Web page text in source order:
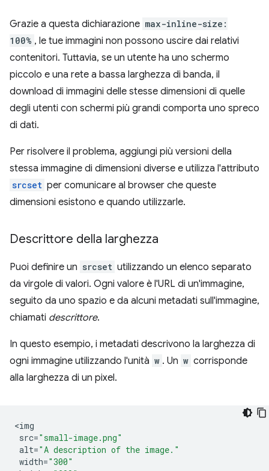
Grazie a questa dichiarazione max-inline-size:
100% , le tue immagini non possono uscire dai relativi
contenitori. Tuttavia, se un utente ha uno schermo
piccolo e una rete a bassa larghezza di banda, il
download di immagini delle stesse dimensioni di quelle
degli utenti con schermi più grandi comporta uno spreco
di dati.
Per risolvere il problema, aggiungi più versioni della
stessa immagine di dimensioni diverse e utilizza l'attributo
srcset per comunicare al browser che queste
dimensioni esistono e quando utilizzarle.
Descrittore della larghezza
Puoi definire un srcset utilizzando un elenco separato
da virgole di valori. Ogni valore è l'URL di un'immagine,
seguito da uno spazio e da alcuni metadati sull'immagine,
chiamati descrittore.
In questo esempio, i metadati descrivono la larghezza di
ogni immagine utilizzando l'unità w . Un w corrisponde
alla larghezza di un pixel.
<img
src="small-image.png"
alt="A description of the image."
width="300"